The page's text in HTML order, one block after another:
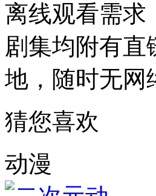
离线观看需求
剧集均附有直
地，随时无网
猜您喜欢
动漫